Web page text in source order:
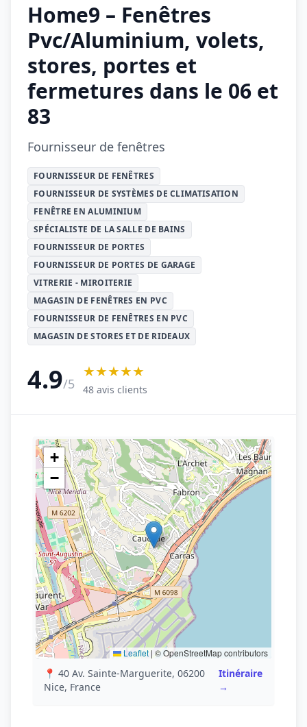
Home9 – Fenêtres
Pvc/Aluminium, volets,
stores, portes et
fermetures dans le 06 et
83
Fournisseur de fenêtres
FOURNISSEUR DE FENÊTRES
FOURNISSEUR DE SYSTÈMES DE CLIMATISATION
FENÊTRE EN ALUMINIUM
SPÉCIALISTE DE LA SALLE DE BAINS
FOURNISSEUR DE PORTES
FOURNISSEUR DE PORTES DE GARAGE
VITRERIE - MIROITERIE
MAGASIN DE FENÊTRES EN PVC
FOURNISSEUR DE FENÊTRES EN PVC
MAGASIN DE STORES ET DE RIDEAUX
4.9/5
★★★★★
48 avis clients
+
−
Leaflet | © OpenStreetMap contributors
📍 40 Av. Sainte-Marguerite, 06200
Nice, France
Itinéraire
→